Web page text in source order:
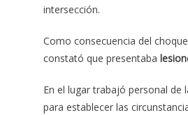
intersección.
Como consecuencia del
constató que presentaba
En el lugar trabajó personal de
para establecer las